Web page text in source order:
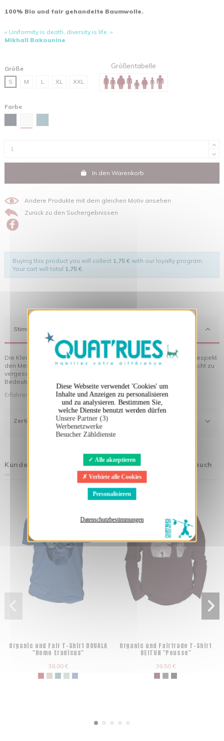
Diese Webseite verwendet 'Cookies' um
Inhalte und Anzeigen zu personalisieren
und zu analysieren. Bestimmen Sie,
welche Dienste benutzt werden dürfen
Unsere Partner (3)
Werbenetzwerke
Besucher Zähldienste
Alle akzeptieren
Verbiete alle Cookies
Personalisieren
Datenschutzbestimmungen
100% Bio und fair gehandelte Baumwolle.
« Uniformity is death, diversity is life. »
Mikhaïl Bakounine
Größe
S
M L XL XXL
Größentabelle
Farbe
In den Warenkorb
Andere Produkte mit dem gleichen Motiv ansehen
Zurück zu den Suchergebnissen
Buying this product you will collect 1,75 € with our loyalty program.
Your cart will total 1,75 €
Stimmung
Die Kleidung von Quat'rues besteht aus Bio-Baumwolle, die mit Respekt
den Menschen und ihrer Umwelt gegenüber hergestellt wurde... nicht zu
vergessen die originellen Motive, die Ihrer Kleidung noch mehr
Bedeutung verleihen!
Erfahren Sie mehr über unsere Philosophie
Zertifizierung
Kunden, die diesen Artikel gekauft haben, kauften auch
...
Organic und Fair T-Shirt DOUALA
"Homo Eradicus"
38,00 €
Organic und Fairtrade T-Shirt
BEITUN "Pousse"
39,50 €